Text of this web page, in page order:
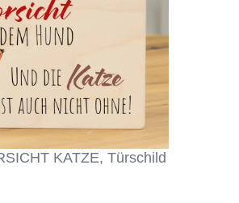
KATZE, Türschild